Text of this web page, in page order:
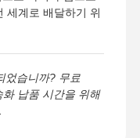
세계로 배달하기 위
었습니까? 무료
납품 시간을 위해